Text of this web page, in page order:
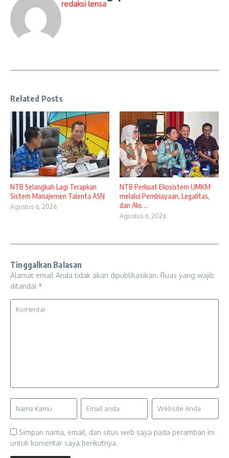
redaksi lensa
Related Posts
NTB Selangkah Lagi Terapkan
Sistem Manajemen Talenta ASN
Agustus 6, 2026
NTB Perkuat Ekosistem UMKM
melalui Pembiayaan, Legalitas,
dan Aks ...
Agustus 6, 2026
Tinggalkan Balasan
Alamat email Anda tidak akan dipublikasikan. Ruas yang wajib
ditandai *
Simpan nama, email, dan situs web saya pada peramban ini
untuk komentar saya berikutnya.